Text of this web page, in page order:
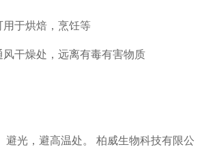
用于烘焙，烹饪等
干燥处，远离有毒有害物质
避光，避高温处。 柏威生物科技有限公